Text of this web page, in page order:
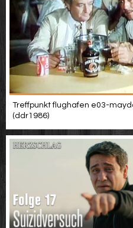
Treffpunkt flughafen e03-
(ddr1986)